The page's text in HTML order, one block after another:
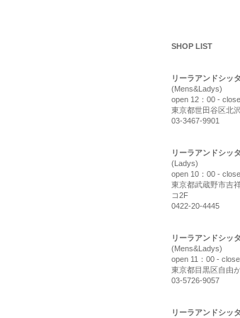
SHOP LIST
リーラアンドシッ
(Mens&Ladys)
open 12：00 -
東京都世田谷区北
03-3467-9901
リーラアンドシッ
(Ladys)
open 10：00 -
東京都武蔵野市吉
コ2F
0422-20-4445
リーラアンドシッ
(Mens&Ladys)
open 11：00 -
東京都目黒区自由
03-5726-9057
リーラアンドシッ